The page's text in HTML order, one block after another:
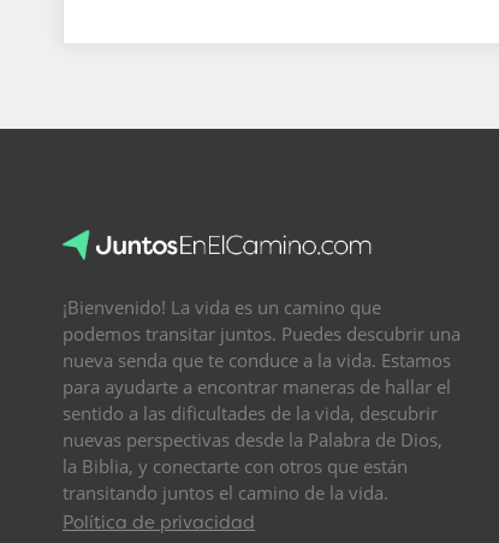
¡Bienvenido! La vida es un camino que
podemos transitar juntos. Puedes descubrir una
nueva senda que te conduce a la vida. Estamos
para ayudarte a encontrar maneras de hallar el
sentido a las dificultades de la vida, descubrir
nuevas perspectivas desde la Palabra de Dios,
la Biblia, y conectarte con otros que están
transitando juntos el camino de la vida.
Política de privacidad